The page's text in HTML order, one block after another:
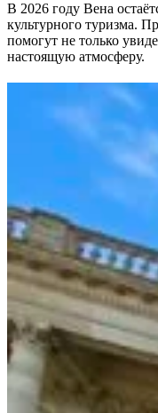
В 2026 году Вена
культурного туризма.
помогут не только
настоящую атмосферу.